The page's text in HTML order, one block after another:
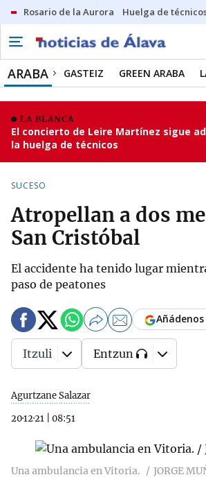
Rosario de la Aurora Huelga de
ARABA GASTEIZ GREEN ARABA
LA BLANCA
El concierto de Leire Martínez sigue
la huelga de técnicos
SUCESO
Atropellan a dos
San Cristóbal
El accidente ha tenido lugar
paso de peatones
Agurtzane Salazar
20·12·21
08:51
Itzuli Entzun
Una ambulancia en Vitoria. JORGE